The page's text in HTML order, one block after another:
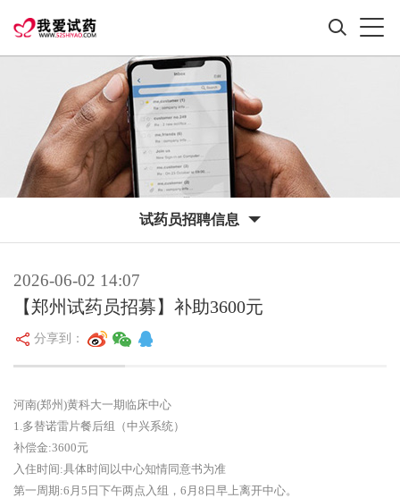
试药员招聘信息
2026-06-02 14:07
【郑州试药员招募】补助3600元
分享到：
河南(郑州)黄科大一期临床中心
1.多替诺雷片餐后组（中兴系统）
补偿金:3600元
入住时间:具体时间以中心知情同意书为准
第一周期:6月5日下午两点入组，6月8日早上离开中心。